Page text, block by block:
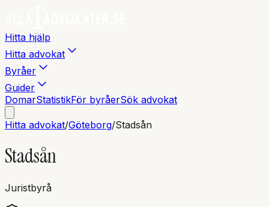
Hitta hjälp
Hitta advokat
Byråer
Guider
DomarStatistikFör byråerSök advokat
Hitta advokat/Göteborg/Stadsån
Stadsån
Juristbyrå